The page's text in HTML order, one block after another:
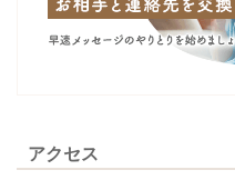
アクセス